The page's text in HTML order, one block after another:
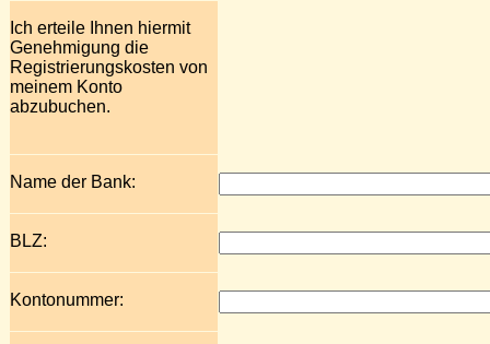
Ich erteile Ihnen hiermit
Genehmigung die
Registrierungskosten von
meinem Konto
abzubuchen.
Name der Bank:
BLZ:
Kontonummer: